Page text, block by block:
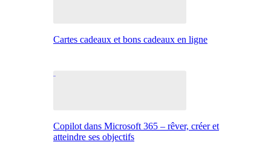
Cartes cadeaux et bons cadeaux en ligne
Copilot dans Microsoft 365 – rêver, créer et
atteindre ses objectifs